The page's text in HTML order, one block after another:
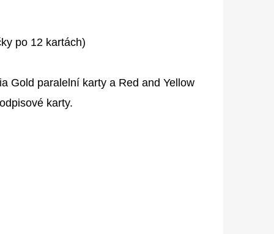
po 12 kartách)
Gold paralelní karty a Red and Yellow
karty.